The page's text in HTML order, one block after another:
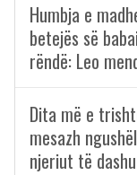
Humbja e
betejës së
rëndë: Leo
Dita më e
mesazh
njeriut të